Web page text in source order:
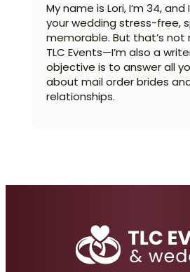
My name is Lori, I’m 34,
your wedding stress-free,
memorable. But that’s not
TLC Events—I’m also a
objective is to answer all
about mail order brides
relationships.